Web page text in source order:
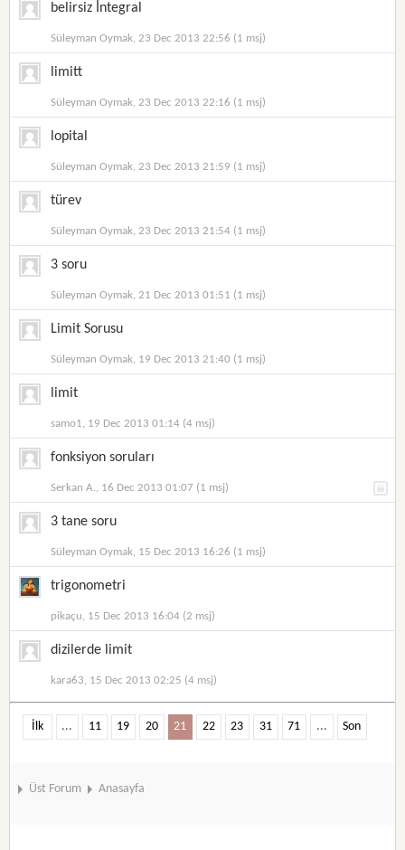
belirsiz İntegral
Süleyman Oymak, 23 Dec 2013 22:56 (1 msj)
limitt
Süleyman Oymak, 23 Dec 2013 22:16 (1 msj)
lopital
Süleyman Oymak, 23 Dec 2013 21:59 (1 msj)
türev
Süleyman Oymak, 23 Dec 2013 21:54 (1 msj)
3 soru
Süleyman Oymak, 21 Dec 2013 01:51 (1 msj)
Limit Sorusu
Süleyman Oymak, 19 Dec 2013 21:40 (1 msj)
limit
samo1, 19 Dec 2013 01:14 (4 msj)
fonksiyon soruları
Serkan A., 16 Dec 2013 01:07 (1 msj)
3 tane soru
Süleyman Oymak, 15 Dec 2013 16:26 (1 msj)
trigonometri
pikaçu, 15 Dec 2013 16:04 (2 msj)
dizilerde limit
kara63, 15 Dec 2013 02:25 (4 msj)
İlk ... 11 19 20 21 22 23 31 71 ... Son
Üst Forum Anasayfa